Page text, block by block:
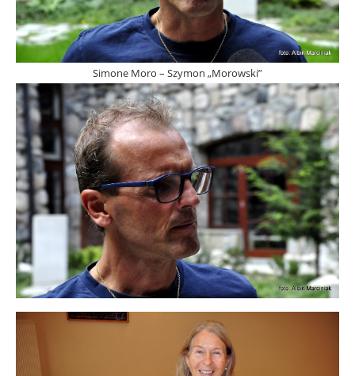
Simone Moro – Szymon „Morowski”